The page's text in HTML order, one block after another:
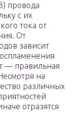
провода
с их
тока от
От
зависит
— правильная
на
различных
отразятся